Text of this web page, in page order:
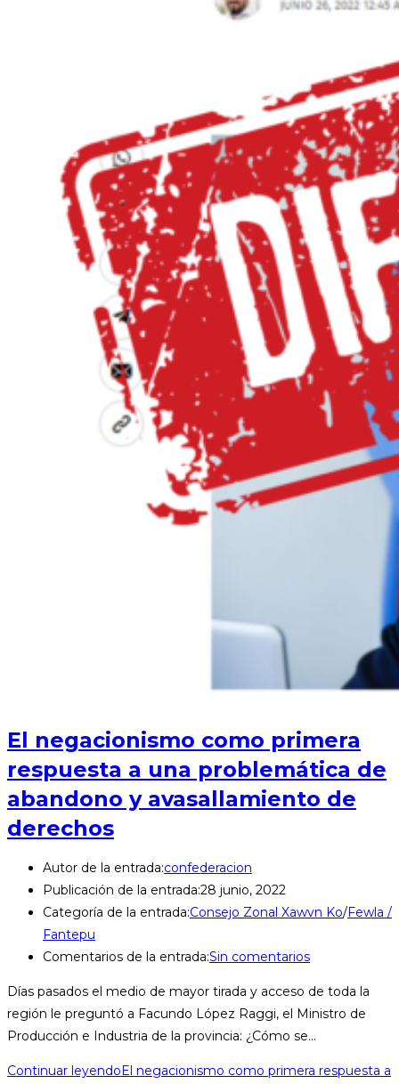
El negacionismo como primera
respuesta a una problemática de
abandono y avasallamiento de
derechos
Autor de la entrada:confederacion
Publicación de la entrada:28 junio, 2022
Categoría de la entrada:Consejo Zonal Xawvn Ko/Fewla /
Fantepu
Comentarios de la entrada:Sin comentarios
Días pasados el medio de mayor tirada y acceso de toda la
región le preguntó a Facundo López Raggi, el Ministro de
Producción e Industria de la provincia: ¿Cómo se…
Continuar leyendo El negacionismo como primera respuesta a